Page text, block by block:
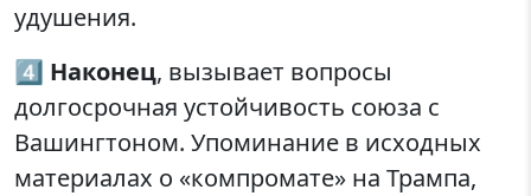
удушения.
4️⃣ Наконец, вызывает вопросы
долгосрочная устойчивость союза с
Вашингтоном. Упоминание в исходных
материалах о «компромате» на Трампа,